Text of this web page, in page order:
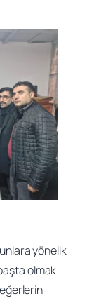
yönelik
olmak